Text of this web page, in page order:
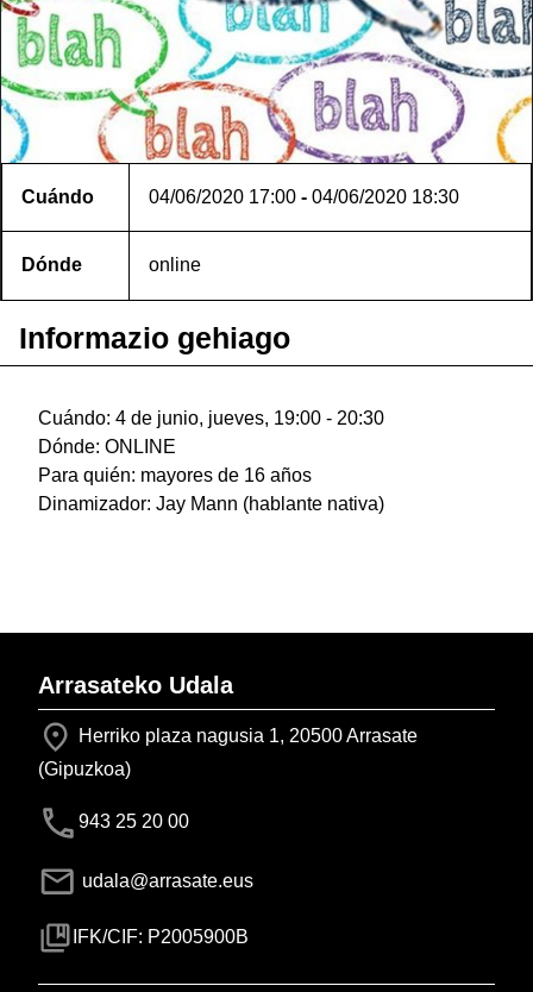
Cuándo 04/06/2020 17:00 - 04/06/2020 18:30
Dónde online
Informazio gehiago
Cuándo: 4 de junio, jueves, 19:00 - 20:30
Dónde: ONLINE
Para quién: mayores de 16 años
Dinamizador: Jay Mann (hablante nativa)
Arrasateko Udala
Herriko plaza nagusia 1, 20500 Arrasate
(Gipuzkoa)
943 25 20 00
udala@arrasate.eus
IFK/CIF: P2005900B